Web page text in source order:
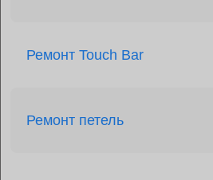
Ремонт Touch Bar
Ремонт петель